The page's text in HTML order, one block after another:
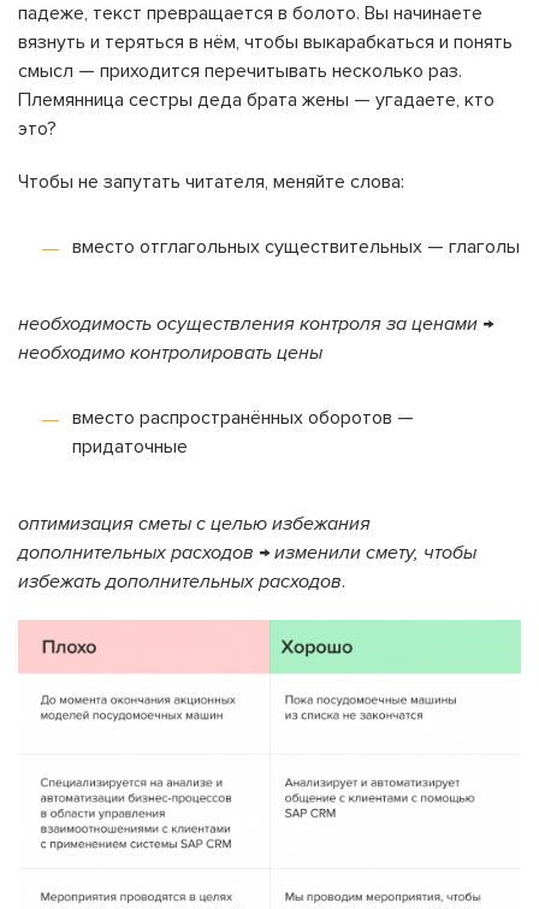
падеже, текст превращается в болото. Вы начинаете
вязнуть и теряться в нём, чтобы выкарабкаться и понять
смысл — приходится перечитывать несколько раз.
Племянница сестры деда брата жены — угадаете, кто
это?
Чтобы не запутать читателя, меняйте слова:
вместо отглагольных существительных — глаголы
необходимость осуществления контроля за ценами →
необходимо контролировать цены
вместо распространённых оборотов —
придаточные
оптимизация сметы с целью избежания
дополнительных расходов → изменили смету, чтобы
избежать дополнительных расходов.